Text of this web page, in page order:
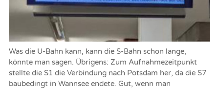
Was die U-Bahn kann, kann die S-Bahn schon lange,
könnte man sagen. Übrigens: Zum Aufnahmezeitpunkt
stellte die S1 die Verbindung nach Potsdam her, da die S7
baubedingt in Wannsee endete. Gut, wenn man